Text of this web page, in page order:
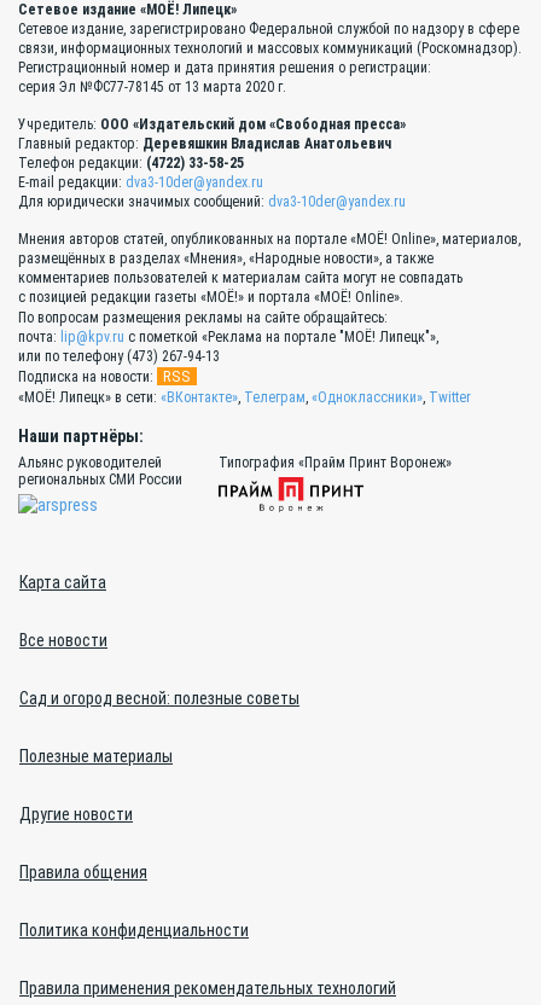
Сетевое издание «МОЁ! Липецк»
Сетевое издание, зарегистрировано Федеральной службой по надзору в сфере
связи, информационных технологий и массовых коммуникаций (Роскомнадзор).
Регистрационный номер и дата принятия решения о регистрации:
серия Эл №ФС77-78145 от 13 марта 2020 г.
Учредитель: ООО «Издательский дом «Свободная пресса»
Главный редактор: Деревяшкин Владислав Анатольевич
Телефон редакции: (4722) 33-58-25
E-mail редакции: dva3-10der@yandex.ru
Для юридически значимых сообщений: dva3-10der@yandex.ru
Мнения авторов статей, опубликованных на портале «МОЁ! Online», материалов,
размещённых в разделах «Мнения», «Народные новости», а также
комментариев пользователей к материалам сайта могут не совпадать
с позицией редакции газеты «МОЁ!» и портала «МОЁ! Online».
По вопросам размещения рекламы на сайте обращайтесь:
почта: lip@kpv.ru с пометкой «Реклама на портале "МОЁ! Липецк"»,
или по телефону (473) 267-94-13
Подписка на новости:
RSS
«МОЁ! Липецк» в сети: «ВКонтакте», Телеграм, «Одноклассники», Twitter
Наши партнёры:
Альянс руководителей
региональных СМИ России
Типография «Прайм Принт Воронеж»
Карта сайта
Все новости
Сад и огород весной: полезные советы
Полезные материалы
Другие новости
Правила общения
Политика конфиденциальности
Правила применения рекомендательных технологий